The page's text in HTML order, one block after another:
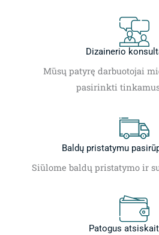
Dizainerio
Mūsų patyrę darbuotojai
pasirinkti
Baldų pristatymu
Siūlome baldų pristatymo ir
Patogus